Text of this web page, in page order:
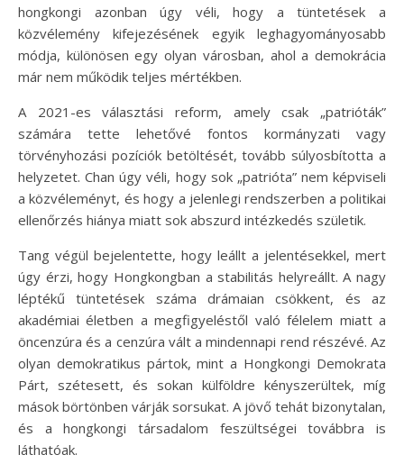
hongkongi azonban úgy véli, hogy a tüntetések a
közvélemény kifejezésének egyik leghagyományosabb
módja, különösen egy olyan városban, ahol a demokrácia
már nem működik teljes mértékben.
A 2021-es választási reform, amely csak „patrióták”
számára tette lehetővé fontos kormányzati vagy
törvényhozási pozíciók betöltését, tovább súlyosbította a
helyzetet. Chan úgy véli, hogy sok „patrióta” nem képviseli
a közvéleményt, és hogy a jelenlegi rendszerben a politikai
ellenőrzés hiánya miatt sok abszurd intézkedés születik.
Tang végül bejelentette, hogy leállt a jelentésekkel, mert
úgy érzi, hogy Hongkongban a stabilitás helyreállt. A nagy
léptékű tüntetések száma drámaian csökkent, és az
akadémiai életben a megfigyeléstől való félelem miatt a
öncenzúra és a cenzúra vált a mindennapi rend részévé. Az
olyan demokratikus pártok, mint a Hongkongi Demokrata
Párt, szétesett, és sokan külföldre kényszerültek, míg
mások börtönben várják sorsukat. A jövő tehát bizonytalan,
és a hongkongi társadalom feszültségei továbbra is
láthatóak.